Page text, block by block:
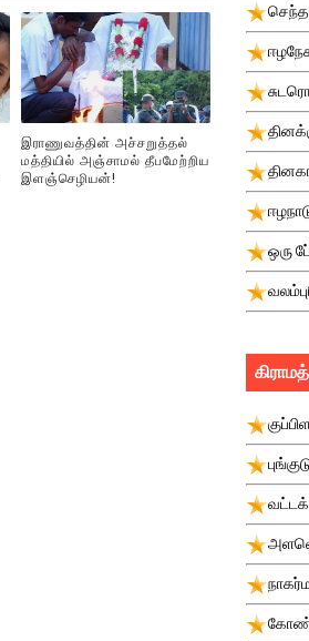
இராணுவத்தின் அச்சறுத்தல்
மத்தியில் அஞ்சாமல் தீபமேற்றிய
இளஞ்செழியன்!
ஒரு